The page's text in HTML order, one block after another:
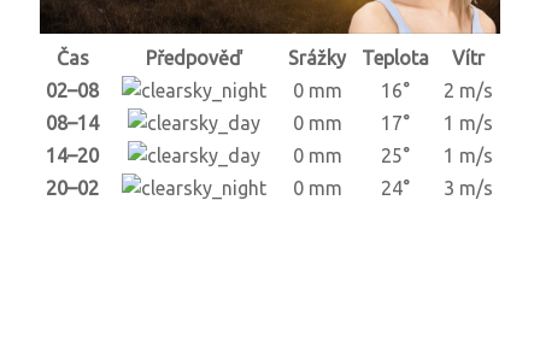
Čas Předpověď Srážky Teplota
Vítr
02–08
0 mm 16°
2 m/s
08–14
0 mm 17°
1 m/s
14–20
0 mm 25°
1 m/s
20–02
0 mm 24° 3 m/s